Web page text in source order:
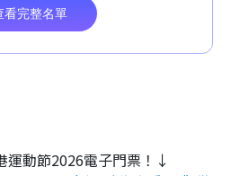
運動節2026電子門票！↓